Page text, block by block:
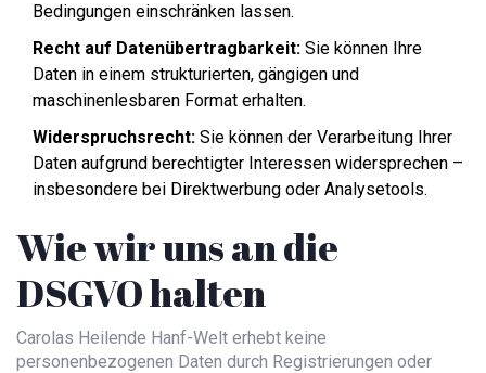
Bedingungen einschränken lassen.
Recht auf Datenübertragbarkeit: Sie können Ihre
Daten in einem strukturierten, gängigen und
maschinenlesbaren Format erhalten.
Widerspruchsrecht: Sie können der Verarbeitung Ihrer
Daten aufgrund berechtigter Interessen widersprechen –
insbesondere bei Direktwerbung oder Analysetools.
Wie wir uns an die
DSGVO halten
Carolas Heilende Hanf-Welt erhebt keine
personenbezogenen Daten durch Registrierungen oder